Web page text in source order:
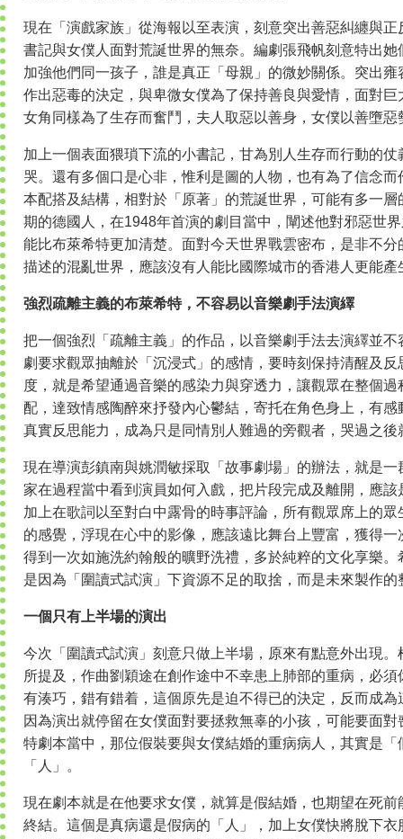
現在「演戲家族」從海報以至表演，刻意突出善惡糾纏與
書記與女僕人面對荒誕世界的無奈。編劇張飛帆刻意特出
加強他們同一孩子，誰是真正「母親」的微妙關係。突出
作出惡毒的決定，與卑微女僕為了保持善良與愛情，面對
女角同樣為了生存而奮鬥，夫人取惡以善身，女僕以善墮惡
加上一個表面猥瑣下流的小書記，甘為別人生存而行動的
哭。還有多個口是心非，惟利是圖的人物，也有為了信念
本配搭及結構，相對於「原著」的荒誕世界，可能有多一
期的德國人，在1948年首演的劇目當中，闡述他對邪惡世
能比布萊希特更加清楚。面對今天世界戰雲密布，是非不
描述的混亂世界，應該沒有人能比國際城市的香港人更能產
強烈疏離主義的布萊希特，不容易以音樂劇手法演繹
把一個強烈「疏離主義」的作品，以音樂劇手法去演繹並
劇要求觀眾抽離於「沉浸式」的感情，要時刻保持清醒及
度，就是希望通過音樂的感染力與穿透力，讓觀眾在整個
配，達致情感陶醉來抒發內心鬱結，寄托在角色身上，有
真實反思能力，成為只是同情別人難過的旁觀者，哭過之後
現在導演彭鎮南與姚潤敏採取「故事劇場」的辦法，就是
家在過程當中看到演員如何入戲，把片段完成及離開，應
加上在歌詞以至對白中露骨的時事評論，所有觀眾席上的
的感覺，浮現在心中的影像，應該遠比舞台上豐富，獲得
得到一次如施洗約翰般的曠野洗禮，多於純粹的文化享樂
是因為「圍讀式試演」下資源不足的取捨，而是未來製作的
一個只有上半場的演出
今次「圍讀式試演」刻意只做上半場，原來有點意外出現
所提及，作曲劉穎途在創作途中不幸患上肺部的重病，必
有湊巧，錯有錯着，這個原先是迫不得已的決定，反而成
因為演出就停留在女僕面對要拯救無辜的小孩，可能要面
特劇本當中，那位假裝要與女僕結婚的重病病人，其實是
「人」。
現在劇本就是在他要求女僕，就算是假結婚，也期望在死
終結。這個是真病還是假病的「人」，加上女僕快將脫下